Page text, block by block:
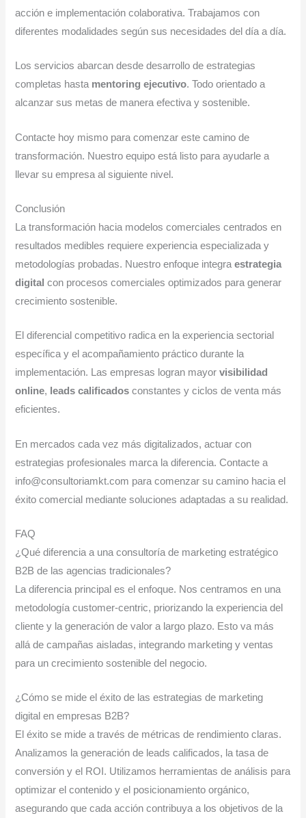
acción e implementación colaborativa. Trabajamos con
diferentes modalidades según sus necesidades del día a día.
Los servicios abarcan desde desarrollo de estrategias
completas hasta mentoring ejecutivo. Todo orientado a
alcanzar sus metas de manera efectiva y sostenible.
Contacte hoy mismo para comenzar este camino de
transformación. Nuestro equipo está listo para ayudarle a
llevar su empresa al siguiente nivel.
Conclusión
La transformación hacia modelos comerciales centrados en
resultados medibles requiere experiencia especializada y
metodologías probadas. Nuestro enfoque integraestrategia
digital con procesos comerciales optimizados para generar
crecimiento sostenible.
El diferencial competitivo radica en la experiencia sectorial
específica y el acompañamiento práctico durante la
implementación. Las empresas logran mayorvisibilidad
online, leads calificados constantes y ciclos de venta más
eficientes.
En mercados cada vez más digitalizados, actuar con
estrategias profesionales marca la diferencia. Contacte a
info@consultoriamkt.com para comenzar su camino hacia el
éxito comercial mediante soluciones adaptadas a su realidad.
FAQ
¿Qué diferencia a una consultoría de marketing estratégico
B2B de las agencias tradicionales?
La diferencia principal es el enfoque. Nos centramos en una
metodología customer-centric, priorizando la experiencia del
cliente y la generación de valor a largo plazo. Esto va más
allá de campañas aisladas, integrando marketing y ventas
para un crecimiento sostenible del negocio.
¿Cómo se mide el éxito de las estrategias de marketing
digital en empresas B2B?
El éxito se mide a través de métricas de rendimiento claras.
Analizamos la generación de leads calificados, la tasa de
conversión y el ROI. Utilizamos herramientas de análisis para
optimizar el contenido y el posicionamiento orgánico,
asegurando que cada acción contribuya a los objetivos de la